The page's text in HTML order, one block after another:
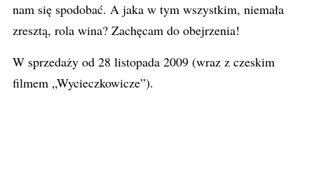
nam się spodobać. A jaka w tym wszystkim, niemała
zresztą, rola wina? Zachęcam do obejrzenia!
W sprzedaży od 28 listopada 2009 (wraz z czeskim
filmem „Wycieczkowicze”).